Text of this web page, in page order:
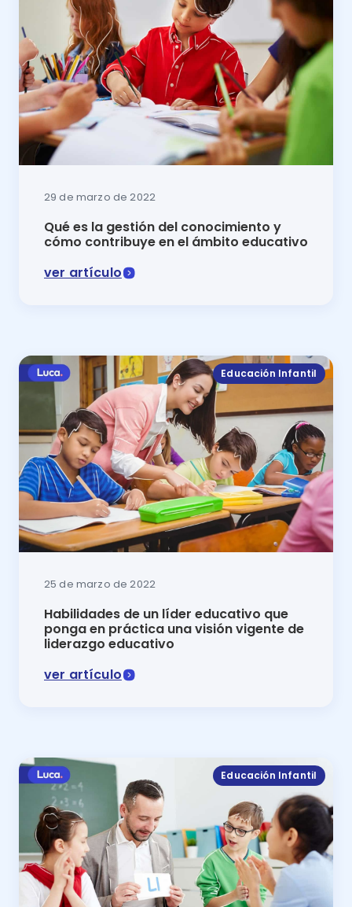
29 de marzo de 2022
Qué es la gestión del conocimiento y
cómo contribuye en el ámbito educativo
ver artículo
Educación Infantil
25 de marzo de 2022
Habilidades de un líder educativo que
ponga en práctica una visión vigente de
liderazgo educativo
ver artículo
Educación Infantil